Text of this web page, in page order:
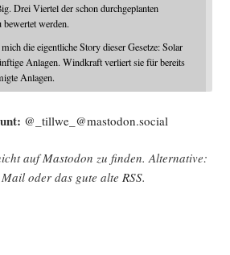
Drei Viertel der schon durchgeplanten
werden.
die eigentliche Story dieser Gesetze: Solar
Anlagen. Windkraft verliert sie für bereits
Anlagen.
@_tillwe_@mastodon.social
auf Mast­o­don zu fin­den. Alter­na­ti­ve:
oder das gute alte RSS.